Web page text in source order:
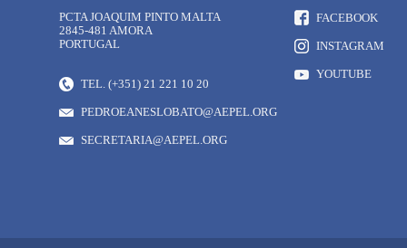
TEL. (+351) 21 221 10 20
PEDROEANESLOBATO@AEPEL.ORG
SECRETARIA@AEPEL.ORG
FACEBOOK
INSTAGRAM
YOUTUBE
PCTA JOAQUIM PINTO MALTA
2845-481 AMORA
PORTUGAL